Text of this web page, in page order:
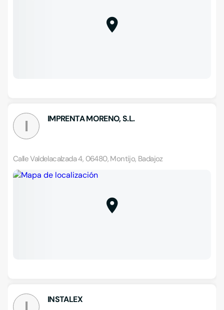
I IMPRENTA MORENO, S.L.
Calle Valdelacalzada 4, 06480, Montijo, Badajoz
INSTALEX